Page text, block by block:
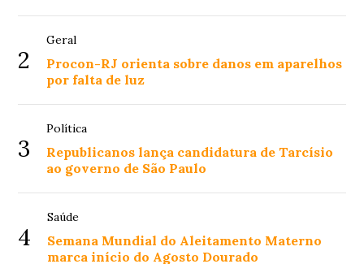
2
Geral
Procon-RJ orienta sobre danos em aparelhos
por falta de luz
3
Política
Republicanos lança candidatura de Tarcísio
ao governo de São Paulo
4
Saúde
Semana Mundial do Aleitamento Materno
marca início do Agosto Dourado